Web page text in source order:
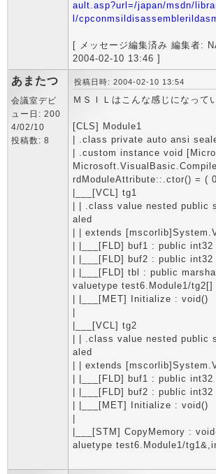
ault.asp?url=/japan/msdn/
l/
[ メッセージ編集済み 編集者:
2004-02-10 13:46 ]
あまたつ
会議室デビ
ュー日: 200
4/02/10
投稿数: 8
投稿日時: 2004-02-10 13:54
ＭＳＩＬはこんな感じになって
[CLS] Module1
| .class private auto ansi
| .custom instance void
rdModuleAttribute::.ctor() = (
|___[VCL] tg1
| | .class value nested public
aled
| | extends
| |___[FLD] buf1 : public int32
| |___[FLD] buf2 : public int32
| |___[FLD] tbl : public
valuetype test6.Module1/tg2[]
| |___[MET] Initialize : void()
|___[VCL] tg2
| | .class value nested public
aled
| | extends
| |___[FLD] buf1 : public int32
| |___[FLD] buf2 : public int32
| |___[MET] Initialize : void()
|___[STM] CopyMemory :
aluetype test6.Module1/